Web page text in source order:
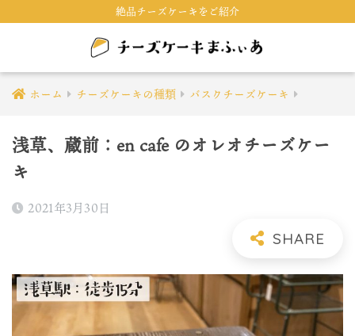
絶品チーズケーキをご紹介
ホーム チーズケーキの種類 バスクチーズケーキ
浅草、蔵前：en cafe のオレオチーズケー
キ
2021年3月30日